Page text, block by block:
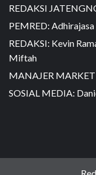
REDAKSI
PEMRED: Adhirajasa
REDAKSI: Kevin
Miftah
MANAJER
SOSIAL MEDIA: